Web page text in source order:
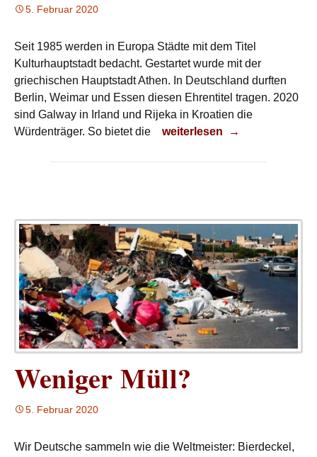
5. Februar 2020
Seit 1985 werden in Europa Städte mit dem Titel
Kulturhauptstadt bedacht. Gestartet wurde mit der
griechischen Hauptstadt Athen. In Deutschland durften
Berlin, Weimar und Essen diesen Ehrentitel tragen. 2020
sind Galway in Irland und Rijeka in Kroatien die
Würdenträger. So bietet die
Kulturhauptstadt
weiterlesen →
Weniger Müll?
5. Februar 2020
Wir Deutsche sammeln wie die Weltmeister: Bierdeckel,